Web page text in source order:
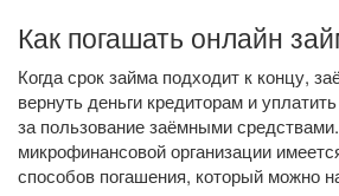
Как погашать онлайн
Когда срок займа подходит к концу,
вернуть деньги кредиторам и
за пользование заёмными
микрофинансовой организации
способов погашения, который можно